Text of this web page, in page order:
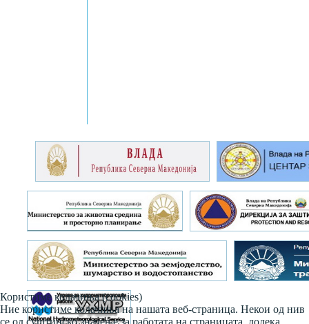
Користиме колачиња (cookies)
Ние користиме колачиња на нашата веб-страница. Некои од нив
се од суштинско значење за работата на страницата, додека